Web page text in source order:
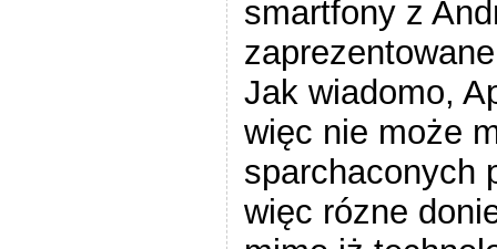
smartfony z
Jak wiadomo,
więc nie może
sparchaconych
więc rózne